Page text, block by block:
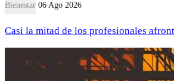
Bienestar 06 Ago 2026
Casi la mitad de los profesionales